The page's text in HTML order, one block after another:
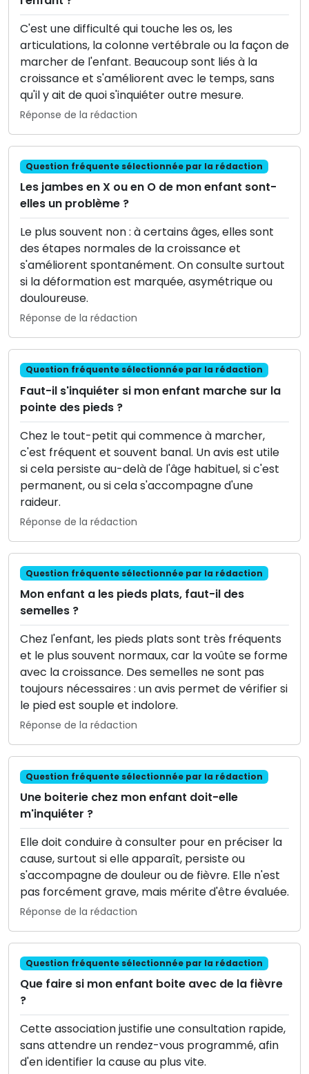
C'est une difficulté qui touche les os, les
articulations, la colonne vertébrale ou la façon de
marcher de l'enfant. Beaucoup sont liés à la
croissance et s'améliorent avec le temps, sans
qu'il y ait de quoi s'inquiéter outre mesure.
Réponse de la rédaction
Question fréquente sélectionnée par la rédaction
Les jambes en X ou en O de mon enfant sont-
elles un problème ?
Le plus souvent non : à certains âges, elles sont
des étapes normales de la croissance et
s'améliorent spontanément. On consulte surtout
si la déformation est marquée, asymétrique ou
douloureuse.
Réponse de la rédaction
Question fréquente sélectionnée par la rédaction
Faut-il s'inquiéter si mon enfant marche sur la
pointe des pieds ?
Chez le tout-petit qui commence à marcher,
c'est fréquent et souvent banal. Un avis est utile
si cela persiste au-delà de l'âge habituel, si c'est
permanent, ou si cela s'accompagne d'une
raideur.
Réponse de la rédaction
Question fréquente sélectionnée par la rédaction
Mon enfant a les pieds plats, faut-il des
semelles ?
Chez l'enfant, les pieds plats sont très fréquents
et le plus souvent normaux, car la voûte se forme
avec la croissance. Des semelles ne sont pas
toujours nécessaires : un avis permet de vérifier si
le pied est souple et indolore.
Réponse de la rédaction
Question fréquente sélectionnée par la rédaction
Une boiterie chez mon enfant doit-elle
m'inquiéter ?
Elle doit conduire à consulter pour en préciser la
cause, surtout si elle apparaît, persiste ou
s'accompagne de douleur ou de fièvre. Elle n'est
pas forcément grave, mais mérite d'être évaluée.
Réponse de la rédaction
Question fréquente sélectionnée par la rédaction
Que faire si mon enfant boite avec de la fièvre
?
Cette association justifie une consultation rapide,
sans attendre un rendez-vous programmé, afin
d'en identifier la cause au plus vite.